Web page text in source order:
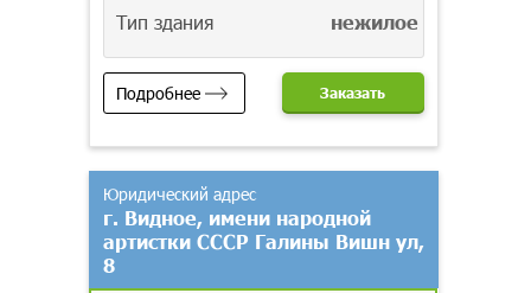
Тип здания нежилое
Подробнее Заказать
Юридический адрес
г. Видное, имени народной
артистки СССР Галины Вишн ул,
8